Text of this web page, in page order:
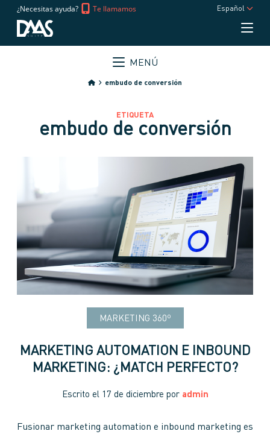
¿Necesitas ayuda? Te llamamos Español
MENÚ
embudo de conversión
ETIQUETA
embudo de conversión
MARKETING 360º
MARKETING AUTOMATION E INBOUND
MARKETING: ¿MATCH PERFECTO?
Escrito el 17 de diciembre por admin
Fusionar marketing automation e inbound marketing es